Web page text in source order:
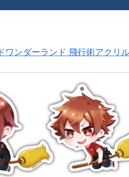
ワンダーランド 飛行術アクリ